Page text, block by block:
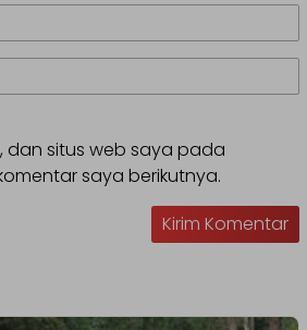
dan situs web saya pada
saya berikutnya.